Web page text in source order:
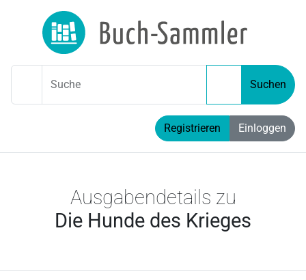
Suche Suchen
Registrieren Einloggen
Ausgabendetails zu
Die Hunde des Krieges